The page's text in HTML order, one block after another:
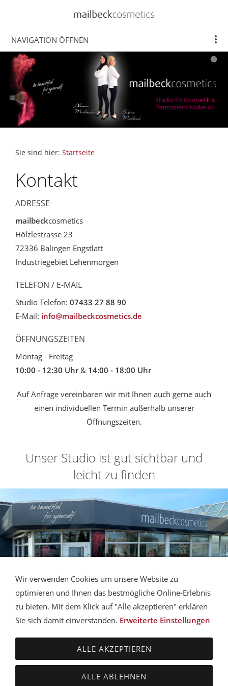
NAVIGATION ÖFFNEN
Sie sind hier: Startseite
Kontakt
ADRESSE
mailbeckcosmetics
Hölzlestrasse 23
72336 Balingen Engstlatt
Industriegebiet Lehenmorgen
TELEFON / E-MAIL
Studio Telefon: 07433 27 88 90
E-Mail: info@mailbeckcosmetics.de
ÖFFNUNGSZEITEN
Montag - Freitag
10:00 - 12:30 Uhr& 14:00 - 18:00 Uhr
Auf Anfrage vereinbaren wir mit Ihnen auch gerne auch
einen individuellen Termin außerhalb unserer
Öffnungszeiten.
Unser Studio ist gut sichtbar und
leicht zu finden
VERSANDBEDINGUNGEN
ZAHLUNGSMÖGLICHKEITEN
SITEMAP COOKIES
© mailbeckcosmetics - Studio für Kosmetik & Permanent
Wir verwenden Cookies um unsere Website zu
optimieren und Ihnen das bestmögliche Online-Erlebnis
zu bieten. Mit dem Klick auf "Alle akzeptieren" erklären
Sie sich damit einverstanden. Erweiterte Einstellungen
ALLE AKZEPTIEREN
ALLE ABLEHNEN